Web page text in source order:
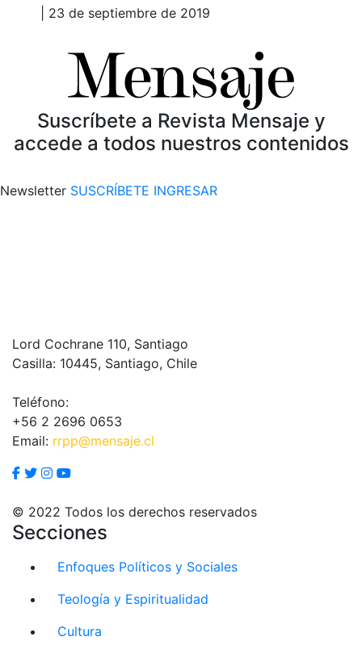
| 23 de septiembre de 2019
Suscríbete a Revista Mensaje y
accede a todos nuestros contenidos
Newsletter SUSCRÍBETE INGRESAR
Lord Cochrane 110, Santiago
Casilla: 10445, Santiago, Chile
Teléfono:
+56 2 2696 0653
Email: rrpp@mensaje.cl
© 2022 Todos los derechos reservados
Secciones
Enfoques Políticos y Sociales
Teología y Espiritualidad
Cultura